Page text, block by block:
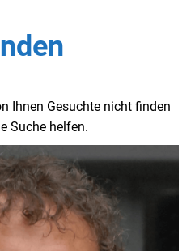
Ihnen Gesuchte nicht finden
Suche helfen.